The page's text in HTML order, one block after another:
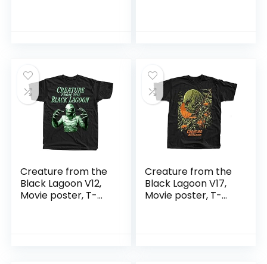
Creature from the
Black Lagoon V12,
Movie poster, T-
Creature from the
Black Lagoon V17,
Movie poster, T-